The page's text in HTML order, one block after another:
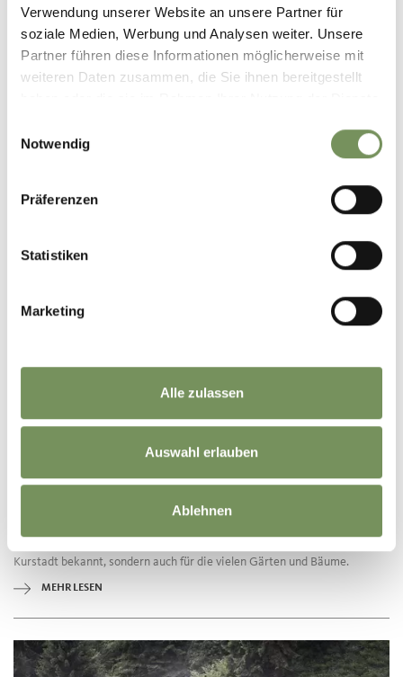
Verwendung unserer Website an unsere Partner für
soziale Medien, Werbung und Analysen weiter. Unsere
Partner führen diese Informationen möglicherweise mit
weiteren Daten zusammen, die Sie ihnen bereitgestellt
Notwendig
Präferenzen
Statistiken
Marketing
Alle zulassen
Auswahl erlauben
Ablehnen
Teilen
WEITERE SPANNENDE
FUN-FACT ZU MERAN: 7.000 NUMMERN
Kurstadt bekannt, sondern auch für die vielen Gärten und Bäume.
MEHR LESEN